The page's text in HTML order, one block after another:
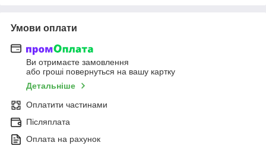
Умови оплати
Ви отримаєте замовлення
або гроші повернуться на вашу картку
Детальніше
Оплатити частинами
Післяплата
Оплата на рахунок